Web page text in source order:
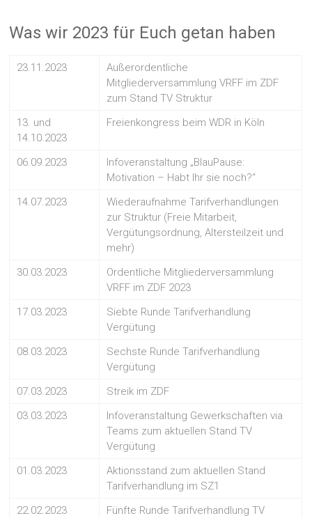
Was wir 2023 für Euch getan haben
23.11.2023
Außerordentliche
Mitgliederversammlung VRFF im ZDF
zum Stand TV Struktur
13. und
14.10.2023
Freienkongress beim WDR in Köln
06.09.2023
Infoveranstaltung „BlauPause:
Motivation – Habt Ihr sie noch?“
14.07.2023
Wiederaufnahme Tarifverhandlungen
zur Struktur (Freie Mitarbeit,
Vergütungsordnung, Altersteilzeit und
mehr)
30.03.2023
Ordentliche Mitgliederversammlung
VRFF im ZDF 2023
17.03.2023
Siebte Runde Tarifverhandlung
Vergütung
08.03.2023
Sechste Runde Tarifverhandlung
Vergütung
07.03.2023
Streik im ZDF
03.03.2023
Infoveranstaltung Gewerkschaften via
Teams zum aktuellen Stand TV
Vergütung
01.03.2023
Aktionsstand zum aktuellen Stand
Tarifverhandlung im SZ1
22.02.2023
Fünfte Runde Tarifverhandlung TV